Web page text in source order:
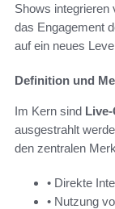
Shows integrieren
das Engagement
auf ein neues
Definition und
Im Kern sind
ausgestrahlt
den zentralen
• Direkte
• Nutzung